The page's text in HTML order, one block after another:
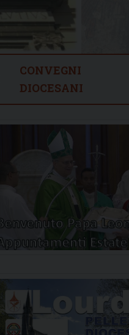
CONVEGNI
DIOCESANI